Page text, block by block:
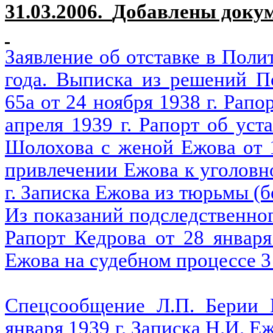
31.03.2006. Добавлены
Заявление об отставке в
года. Выписка из решений
65а от 24 ноября 1938 г.
апреля 1939 г. Рапорт об
Шолохова с женой Ежова от
привлечении Ежова к
г. Записка Ежова из тюрьмы
Из показаний
Рапорт Кедрова от 28
Ежова на судебном процессе
Спецсообщение Л.П.
января 1939 г. Записка Н.И.